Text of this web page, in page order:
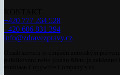
+420 777 264 528
+420 606 831 394
info@zdravezpravy.cz